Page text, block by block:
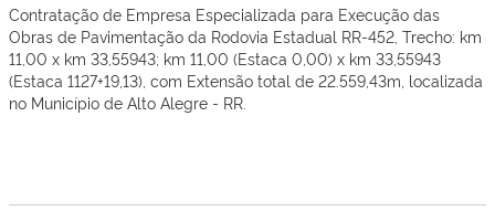
Contratação de Empresa Especializada para Execução das
Obras de Pavimentação da Rodovia Estadual RR-452​, Trecho​: km
11,00 x km 33,55943; km 11,00 (Estaca 0,00) x km 33,55943
(Estaca 1127+19,13), com Extensão total de 22.559,43m, localizada
no Município de Alto Alegre - RR.